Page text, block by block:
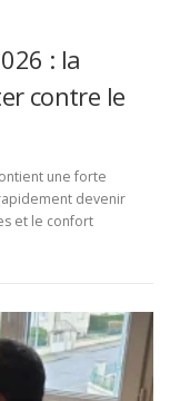
: la
contre le
une forte
devenir
et le confort